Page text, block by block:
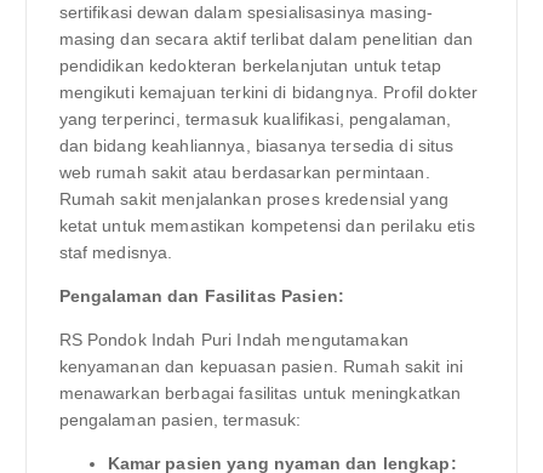
sertifikasi dewan dalam spesialisasinya masing-
masing dan secara aktif terlibat dalam penelitian dan
pendidikan kedokteran berkelanjutan untuk tetap
mengikuti kemajuan terkini di bidangnya. Profil dokter
yang terperinci, termasuk kualifikasi, pengalaman,
dan bidang keahliannya, biasanya tersedia di situs
web rumah sakit atau berdasarkan permintaan.
Rumah sakit menjalankan proses kredensial yang
ketat untuk memastikan kompetensi dan perilaku etis
staf medisnya.
Pengalaman dan Fasilitas Pasien:
RS Pondok Indah Puri Indah mengutamakan
kenyamanan dan kepuasan pasien. Rumah sakit ini
menawarkan berbagai fasilitas untuk meningkatkan
pengalaman pasien, termasuk:
Kamar pasien yang nyaman dan lengkap: